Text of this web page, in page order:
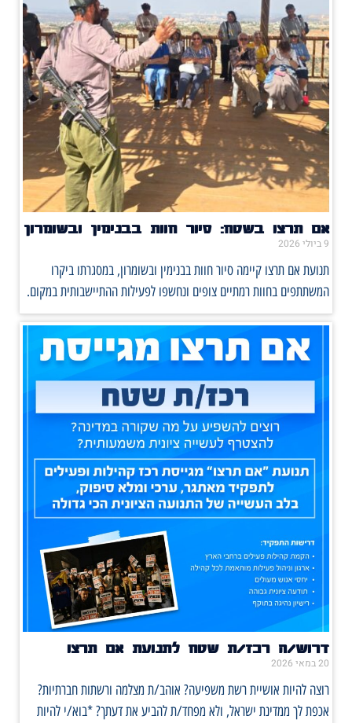
אם תרצו בשטח: סיור חוות בבנימין ובשומרון
9 ביולי 2026
תנועת אם תרצו קיימה סיור חוות בבנימין ובשומרון, במסגרתו ביקרו
המשתתפים בחוות רמתיים צופים ונחשפו לפעילות ההתיישבותית במקום.
דרוש/ה רכז/ת שטח לתנועת אם תרצו
20 במאי 2026
רוצה להיות אושיית רשת משפיעה? אוהב/ת מצלמה ורשתות חברתיות?
אכפת לך ממדינת ישראל, ולא מפחד/ת להביע את דעתך? *בוא/י להיות